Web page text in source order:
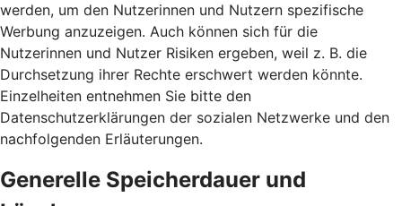
werden, um den Nutzerinnen und Nutzern spezifische
Werbung anzuzeigen. Auch können sich für die
Nutzerinnen und Nutzer Risiken ergeben, weil z. B. die
Durchsetzung ihrer Rechte erschwert werden könnte.
Einzelheiten entnehmen Sie bitte den
Datenschutzerklärungen der sozialen Netzwerke und den
nachfolgenden Erläuterungen.
Generelle Speicherdauer und